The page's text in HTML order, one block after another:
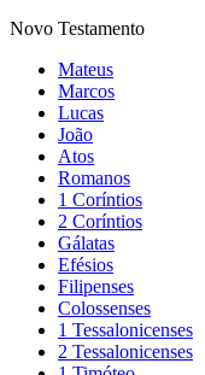
Novo Testamento
Mateus
Marcos
Lucas
João
Atos
Romanos
1 Coríntios
2 Coríntios
Gálatas
Efésios
Filipenses
Colossenses
1 Tessalonicenses
2 Tessalonicenses